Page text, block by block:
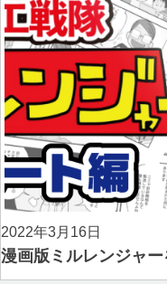
2022年3月16日
漫画版ミルレンジャー